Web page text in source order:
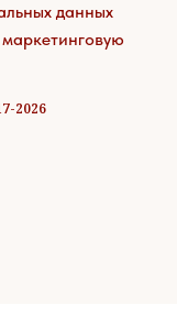
данных
2026